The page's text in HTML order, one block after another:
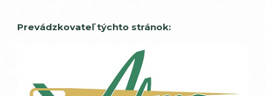
Prevádzkovateľ týchto stránok: